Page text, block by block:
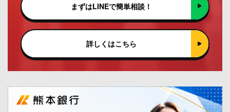
まずはLINEで簡単相談！
詳しくはこちら